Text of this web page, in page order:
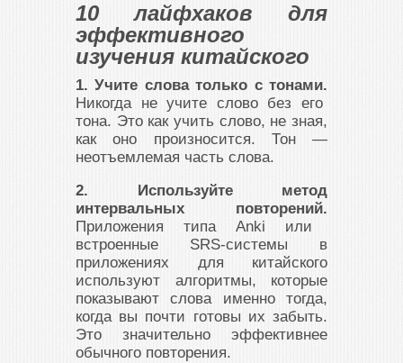
10 лайфхаков для
эффективного
изучения китайского
1. Учите слова только с тонами.
Никогда не учите слово без его
тона. Это как учить слово, не зная,
как оно произносится. Тон —
неотъемлемая часть слова.
2. Используйте метод
интервальных повторений.
Приложения типа Anki или
встроенные SRS-системы в
приложениях для китайского
используют алгоритмы, которые
показывают слова именно тогда,
когда вы почти готовы их забыть.
Это значительно эффективнее
обычного повторения.